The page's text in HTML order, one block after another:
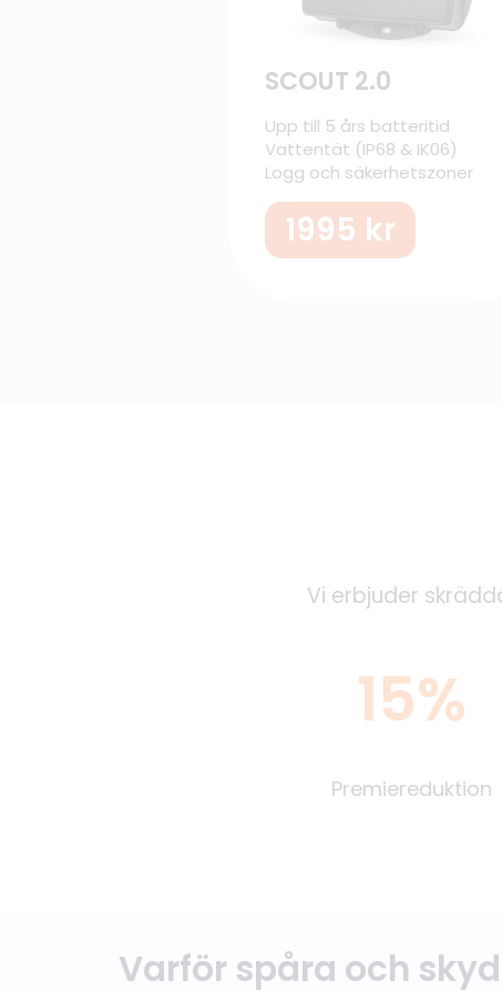
SCOUT 2.0
Upp till 5 års batteritid
Vattentät (IP68 & IK06)
Logg och säkerhetszoner
1995 kr
Vi erbjuder
15%
Premiereduktion
Varför spåra och